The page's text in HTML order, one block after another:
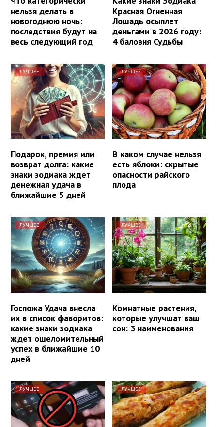
нельзя делать в
новогоднюю ночь:
последствия будут на
весь следующий год
Красная Огненная
Лошадь осыплет
деньгами в 2026 году:
4 баловня Судьбы
ЛУЧШЕЕ
Подарок, премия или
возврат долга: какие
знаки зодиака ждет
денежная удача в
ближайшие 5 дней
ЛУЧШЕЕ
В каком случае нельзя
есть яблоки: скрытые
опасности райского
плода
ЛУЧШЕЕ
Госпожа Удача внесла
их в список фаворитов:
какие знаки зодиака
ждет ошеломительный
успех в ближайшие 10
дней
ЛУЧШЕЕ
Комнатные растения,
которые улучшат ваш
сон: 3 наименования
ЛУЧШЕЕ ЛУЧШЕЕ